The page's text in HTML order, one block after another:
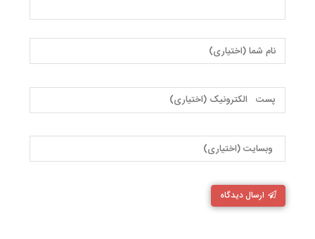
ارسال دیدگاه